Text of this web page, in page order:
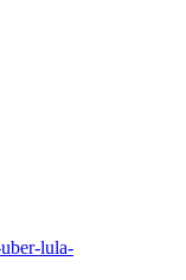
lula-